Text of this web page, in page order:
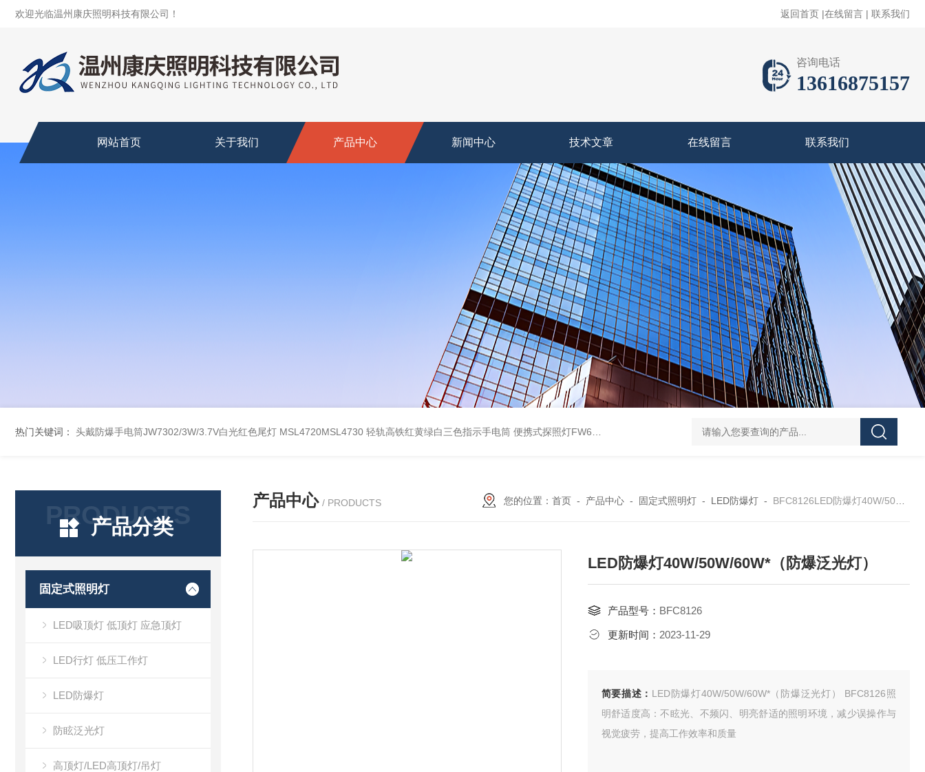
欢迎光临温州康庆照明科技有限公司！ 返回首页 |在线留言 | 联系我们
咨询电话
13616875157
网站首页 关于我们 产品中心 新闻中心 技术文章 在线留言 联系我们
热门关键词： 头戴防爆手电筒JW7302/3W/3.7V白光红色尾灯 MSL4720MSL4730 轻轨高铁红黄绿白三色指示手电筒 便携式探照灯FW6116、移动式应急灯现货 FD5820GMD4800 远程方位灯价格 红色 信号灯多功
PRODUCTS
产品分类
固定式照明灯
LED吸顶灯 低顶灯 应急顶灯
LED行灯 低压工作灯
LED防爆灯
防眩泛光灯
高顶灯/LED高顶灯/吊灯
产品中心 / PRODUCTS 您的位置： 首页- 产品中心- 固定式照明灯- LED防爆灯- BFC8126LED防爆灯40W/50W/60W*（防爆泛光灯）
LED防爆灯40W/50W/60W*（防爆泛光灯）
产品型号： BFC8126
更新时间： 2023-11-29
简要描述： LED防爆灯40W/50W/60W*（防爆泛光灯） BFC8126照
明舒适度高：不眩光、不频闪、明亮舒适的照明环境，减少误操作与
视觉疲劳，提高工作效率和质量